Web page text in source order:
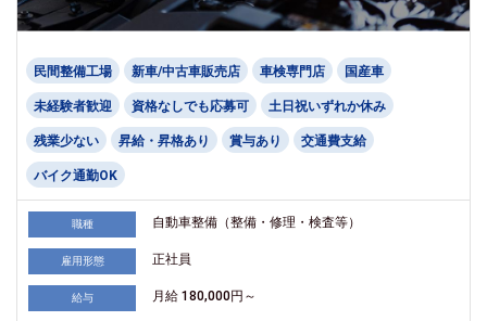
民間整備工場 新車/中古車販売店 車検専門店 国産車
未経験者歓迎 資格なしでも応募可 土日祝いずれか休み
残業少ない 昇給・昇格あり 賞与あり 交通費支給
バイク通勤OK
職種 自動車整備（整備・修理・検査等）
雇用形態 正社員
給与 月給 180,000円～